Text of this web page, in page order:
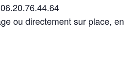
06.20.76.44.64
ou directement sur place,